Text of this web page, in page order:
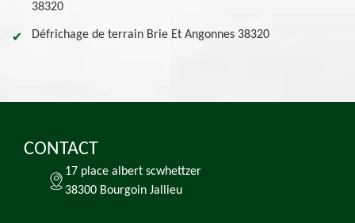
38320
Défrichage de terrain Brie Et Angonnes 38320
CONTACT
17 place albert scwhettzer
38300 Bourgoin Jallieu